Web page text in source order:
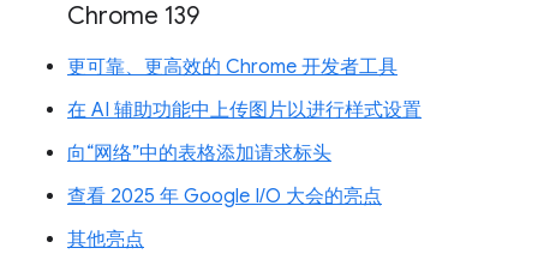
Chrome 139
更可靠、更高效的 Chrome 开发者工具
在 AI 辅助功能中上传图片以进行样式设置
向“网络”中的表格添加请求标头
查看 2025 年 Google I/O 大会的亮点
其他亮点